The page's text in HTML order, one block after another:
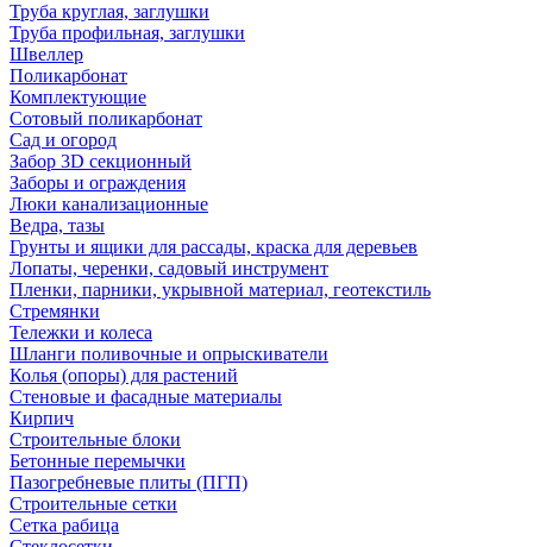
Труба круглая, заглушки
Труба профильная, заглушки
Швеллер
Поликарбонат
Комплектующие
Сотовый поликарбонат
Сад и огород
Забор 3D секционный
Заборы и ограждения
Люки канализационные
Ведра, тазы
Грунты и ящики для рассады, краска для деревьев
Лопаты, черенки, садовый инструмент
Пленки, парники, укрывной материал, геотекстиль
Стремянки
Тележки и колеса
Шланги поливочные и опрыскиватели
Колья (опоры) для растений
Стеновые и фасадные материалы
Кирпич
Строительные блоки
Бетонные перемычки
Пазогребневые плиты (ПГП)
Строительные сетки
Сетка рабица